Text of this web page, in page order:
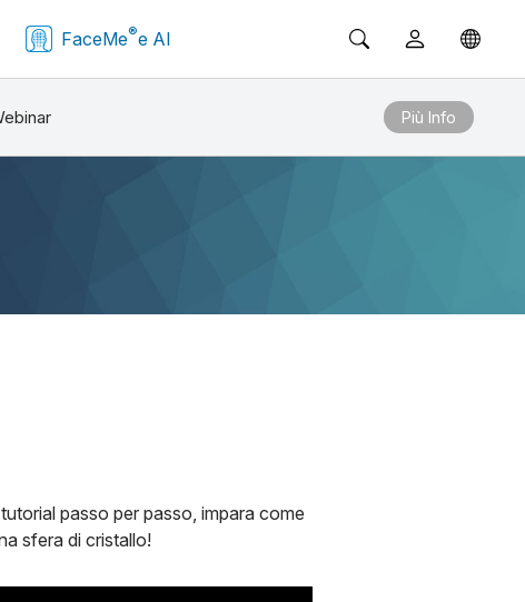
FaceMe®e AI
Più Info
passo per passo, impara come
sfera di cristallo!